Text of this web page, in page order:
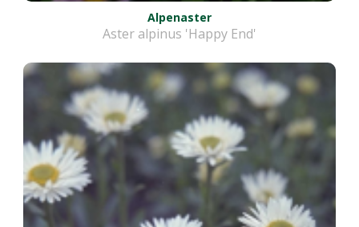
Alpenaster
Aster alpinus 'Happy End'